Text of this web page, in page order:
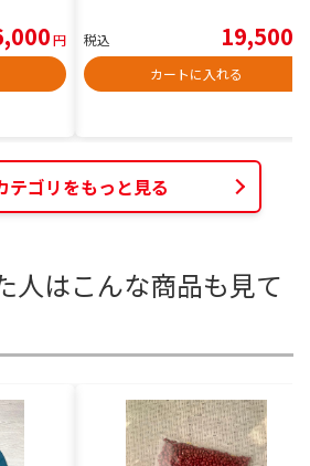
円
税込 19,500
カートに入れる
テゴリをもっと見る
人はこんな商品も見て